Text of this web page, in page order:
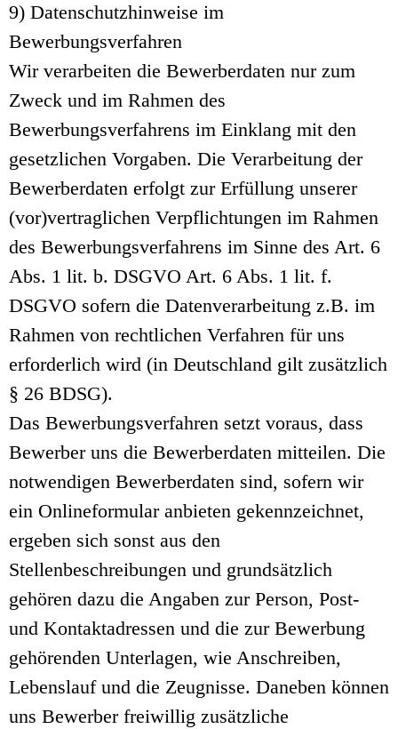
9) Datenschutzhinweise im
Bewerbungsverfahren
Wir verarbeiten die Bewerberdaten nur zum
Zweck und im Rahmen des
Bewerbungsverfahrens im Einklang mit den
gesetzlichen Vorgaben. Die Verarbeitung der
Bewerberdaten erfolgt zur Erfüllung unserer
(vor)vertraglichen Verpflichtungen im Rahmen
des Bewerbungsverfahrens im Sinne des Art. 6
Abs. 1 lit. b. DSGVO Art. 6 Abs. 1 lit. f.
DSGVO sofern die Datenverarbeitung z.B. im
Rahmen von rechtlichen Verfahren für uns
erforderlich wird (in Deutschland gilt zusätzlich
§ 26 BDSG).
Das Bewerbungsverfahren setzt voraus, dass
Bewerber uns die Bewerberdaten mitteilen. Die
notwendigen Bewerberdaten sind, sofern wir
ein Onlineformular anbieten gekennzeichnet,
ergeben sich sonst aus den
Stellenbeschreibungen und grundsätzlich
gehören dazu die Angaben zur Person, Post-
und Kontaktadressen und die zur Bewerbung
gehörenden Unterlagen, wie Anschreiben,
Lebenslauf und die Zeugnisse. Daneben können
uns Bewerber freiwillig zusätzliche